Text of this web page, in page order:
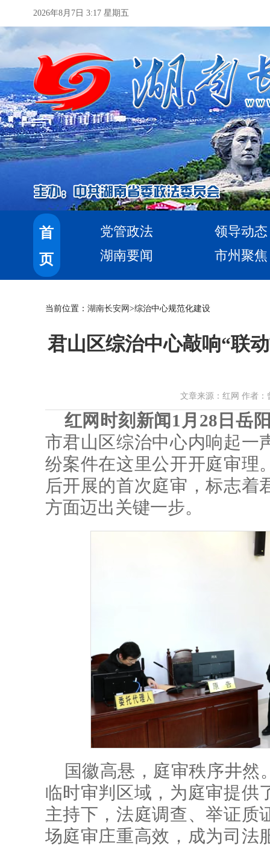
2026年8月7日 3:17 星期五
首
页
党管政法
领导动态
湖南要闻
市州聚焦
当前位置： 湖南长安网 >综治中心规范化建设
君山区综治中心敲响“联
文章来源：红网 作者：
红网时刻新闻1月28日岳
市君山区综治中心内响起一
纷案件在这里公开开庭审理
后开展的首次庭审，标志着
方面迈出关键一步。
国徽高悬，庭审秩序井然
临时审判区域，为庭审提供
主持下，法庭调查、举证质
场庭审庄重高效，成为司法